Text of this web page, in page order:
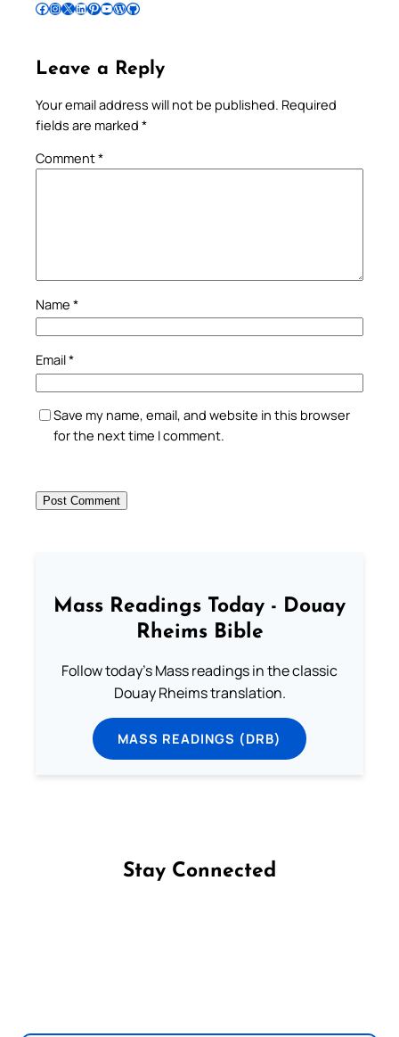
Follow Pradeep on Facebook Follow Pradeep on InstagramFollow Pradeep on X Follow Pradeep on LinkedIn Follow Pradeep on Pinterest Subscribe to Pradeep’s Youtube Channel Follow Pradeep on WordPress Follow Pradeep on GitHub
Leave a Reply
Your email address will not be published. Required
fields are marked *
Comment*
Name *
Email*
Save my name, email, and website in this browser
for the next time I comment.
Mass Readings Today - Douay
Rheims Bible
Follow today's Mass readings in the classic
Douay Rheims translation.
MASS READINGS (DRB)
Stay Connected